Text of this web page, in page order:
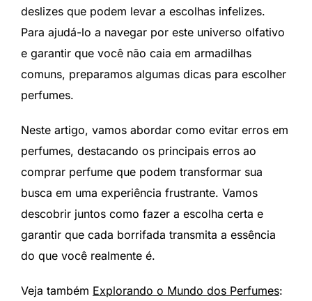
deslizes que podem levar a escolhas infelizes.
Para ajudá-lo a navegar por este universo olfativo
e garantir que você não caia em armadilhas
comuns, preparamos algumas dicas para escolher
perfumes.
Neste artigo, vamos abordar como evitar erros em
perfumes, destacando os principais erros ao
comprar perfume que podem transformar sua
busca em uma experiência frustrante. Vamos
descobrir juntos como fazer a escolha certa e
garantir que cada borrifada transmita a essência
do que você realmente é.
Veja também Explorando o Mundo dos Perfumes: